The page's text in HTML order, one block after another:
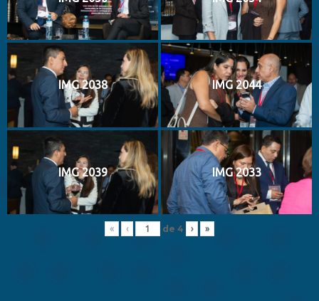
IMG 2038 IMG 2044
IMG 2039 IMG 2033
« ‹ de 4 › »